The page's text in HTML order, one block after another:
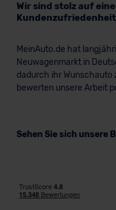
Wir sind stolz auf
MeinAuto.de hat
Neuwagenmarkt in
dadurch ihr Wunschauto
bewerten unsere Arbeit
Sehen Sie sich unsere